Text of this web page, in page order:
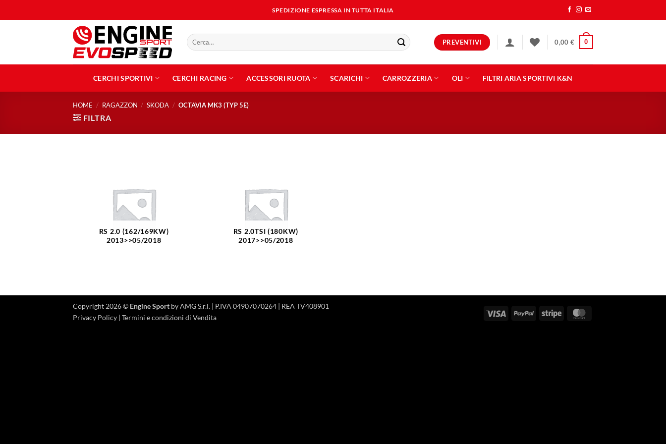
ai
SPEDIZIONE ESPRESSA IN TUTTA ITALIA
Cerca: PREVENTIVI 0,00 € 0
CERCHI SPORTIVI CERCHI RACING ACCESSORI RUOTA SCARICHI CARROZZERIA OLI FILTRI ARIA SPORTIVI K&N
HOME / RAGAZZON / SKODA / OCTAVIA MK3 (TYP 5E)
FILTRA
RS 2.0 (162/169KW)
2013>>05/2018
RS 2.0TSI (180KW)
2017>>05/2018
Visa PayPal Stripe
Copyright 2026 © Engine Sport by AMG S.r.l. | P.IVA 04907070264 | REA TV408901
Privacy Policy | Termini e condizioni di Vendita